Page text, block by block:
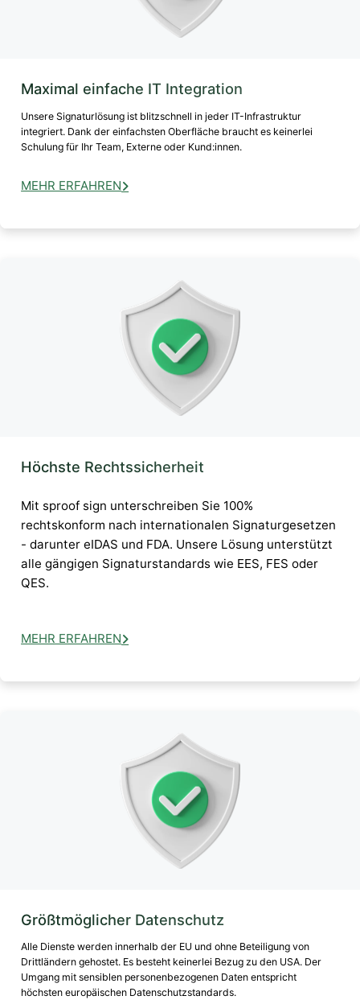
Maximal einfache IT Integration
Unsere Signaturlösung ist blitzschnell in jeder IT-Infrastruktur
integriert. Dank der einfachsten Oberfläche braucht es keinerlei
Schulung für Ihr Team, Externe oder Kund:innen.
MEHR ERFAHREN
Höchste Rechtssicherheit
Mit sproof sign unterschreiben Sie 100%
rechtskonform nach internationalen Signaturgesetzen
- darunter eIDAS und FDA. Unsere Lösung unterstützt
alle gängigen Signaturstandards wie EES, FES oder
QES.
MEHR ERFAHREN
Größtmöglicher Datenschutz
Alle Dienste werden innerhalb der EU und ohne Beteiligung von
Drittländern gehostet. Es besteht keinerlei Bezug zu den USA. Der
Umgang mit sensiblen personenbezogenen Daten entspricht
höchsten europäischen Datenschutzstandards.